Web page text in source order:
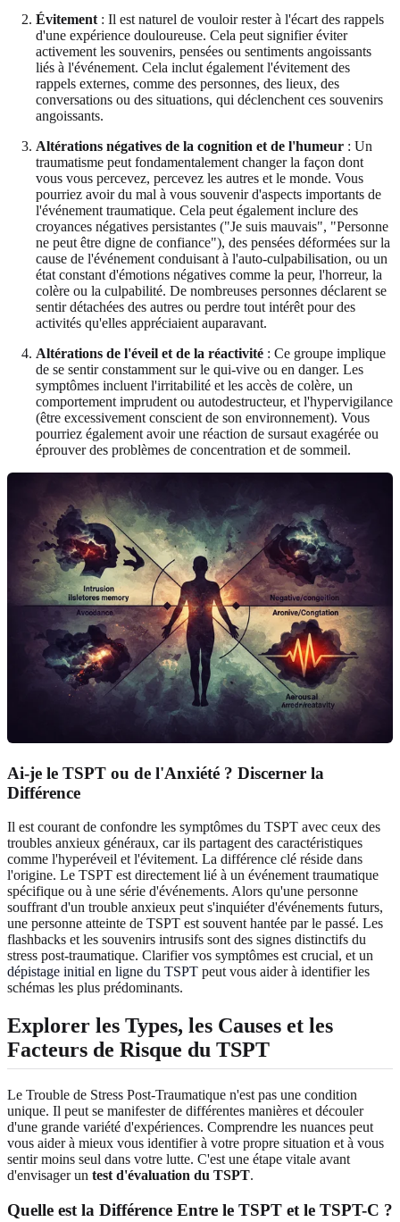
Évitement: Il est naturel de vouloir rester à l'écart des rappels
d'une expérience douloureuse. Cela peut signifier éviter
activement les souvenirs, pensées ou sentiments angoissants
liés à l'événement. Cela inclut également l'évitement des
rappels externes, comme des personnes, des lieux, des
conversations ou des situations, qui déclenchent ces souvenirs
angoissants.
Altérations négatives de la cognition et de l'humeur : Un
traumatisme peut fondamentalement changer la façon dont
vous vous percevez, percevez les autres et le monde. Vous
pourriez avoir du mal à vous souvenir d'aspects importants de
l'événement traumatique. Cela peut également inclure des
croyances négatives persistantes ("Je suis mauvais", "Personne
ne peut être digne de confiance"), des pensées déformées sur la
cause de l'événement conduisant à l'auto-culpabilisation, ou un
état constant d'émotions négatives comme la peur, l'horreur, la
colère ou la culpabilité. De nombreuses personnes déclarent se
sentir détachées des autres ou perdre tout intérêt pour des
activités qu'elles appréciaient auparavant.
Altérations de l'éveil et de la réactivité : Ce groupe implique
de se sentir constamment sur le qui-vive ou en danger. Les
symptômes incluent l'irritabilité et les accès de colère, un
comportement imprudent ou autodestructeur, et l'hypervigilance
(être excessivement conscient de son environnement). Vous
pourriez également avoir une réaction de sursaut exagérée ou
éprouver des problèmes de concentration et de sommeil.
Ai-je le TSPT ou de l'Anxiété ? Discerner la
Différence
Il est courant de confondre les symptômes du TSPT avec ceux des
troubles anxieux généraux, car ils partagent des caractéristiques
comme l'hyperéveil et l'évitement. La différence clé réside dans
l'origine. Le TSPT est directement lié à un événement traumatique
spécifique ou à une série d'événements. Alors qu'une personne
souffrant d'un trouble anxieux peut s'inquiéter d'événements futurs,
une personne atteinte de TSPT est souvent hantée par le passé. Les
flashbacks et les souvenirs intrusifs sont des signes distinctifs du
stress post-traumatique. Clarifier vos symptômes est crucial, et un
dépistage initial en ligne du TSPT peut vous aider à identifier les
schémas les plus prédominants.
Explorer les Types, les Causes et les
Facteurs de Risque du TSPT
Le Trouble de Stress Post-Traumatique n'est pas une condition
unique. Il peut se manifester de différentes manières et découler
d'une grande variété d'expériences. Comprendre les nuances peut
vous aider à mieux vous identifier à votre propre situation et à vous
sentir moins seul dans votre lutte. C'est une étape vitale avant
d'envisager un test d'évaluation du TSPT.
Quelle est la Différence Entre le TSPT et le TSPT-C ?